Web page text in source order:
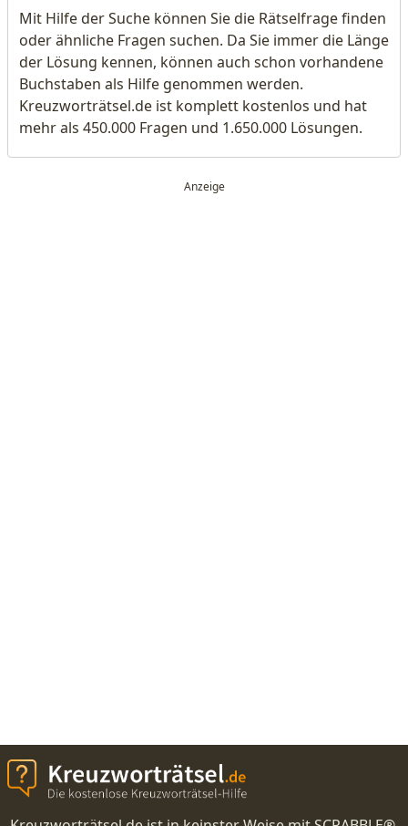
Mit Hilfe der Suche können Sie die Rätselfrage finden
oder ähnliche Fragen suchen. Da Sie immer die Länge
der Lösung kennen, können auch schon vorhandene
Buchstaben als Hilfe genommen werden.
Kreuzworträtsel.de ist komplett kostenlos und hat
mehr als 450.000 Fragen und 1.650.000 Lösungen.